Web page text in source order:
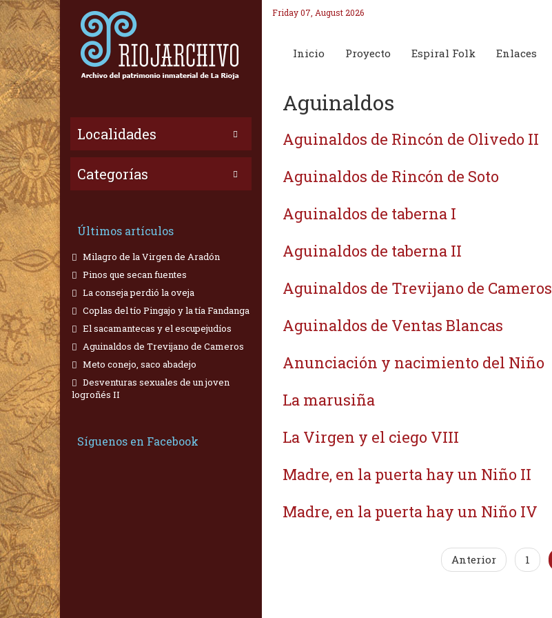
Localidades
Categorías
Últimos artículos
Milagro de la Virgen de Aradón
Pinos que secan fuentes
La conseja perdió la oveja
Coplas del tío Pingajo y la tía Fandanga
El sacamantecas y el escupejudíos
Aguinaldos de Trevijano de Cameros
Meto conejo, saco abadejo
Desventuras sexuales de un joven
logroñés II
Síguenos en Facebook
Friday 07, August 2026
Inicio Proyecto Espiral Folk Enlaces
Aguinaldos
Aguinaldos de Rincón de Olivedo II
Aguinaldos de Rincón de Soto
Aguinaldos de taberna I
Aguinaldos de taberna II
Aguinaldos de Trevijano de Cameros
Aguinaldos de Ventas Blancas
Anunciación y nacimiento del Niño
La marusiña
La Virgen y el ciego VIII
Madre, en la puerta hay un Niño II
Madre, en la puerta hay un Niño IV
Anterior 1